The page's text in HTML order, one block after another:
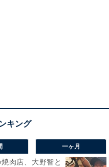
一ヶ月
肉店、大野智と